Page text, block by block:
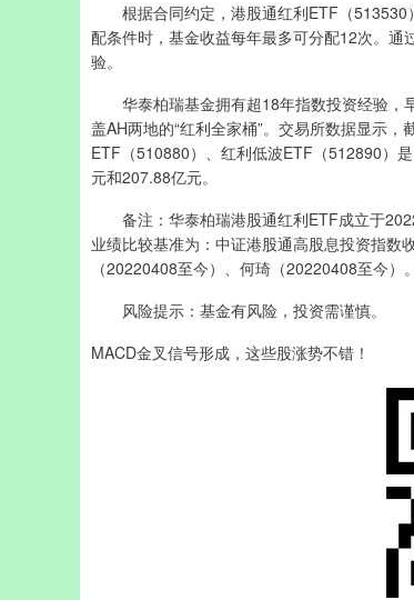
根据合同约定，港股通红利ETF（513530
配条件时，基金收益每年最多可分配12次。
验。
华泰柏瑞基金拥有超18年指数投资经验，
盖AH两地的“红利全家桶”。交易所数据显示
ETF（510880）、红利低波ETF（512890）
元和207.88亿元。
备注：华泰柏瑞港股通红利ETF成立于
业绩比较基准为：中证港股通高股息投资指
（20220408至今）、何琦（20220408至今）
风险提示：基金有风险，投资需谨慎。
MACD金叉信号形成，这些股涨势不错！